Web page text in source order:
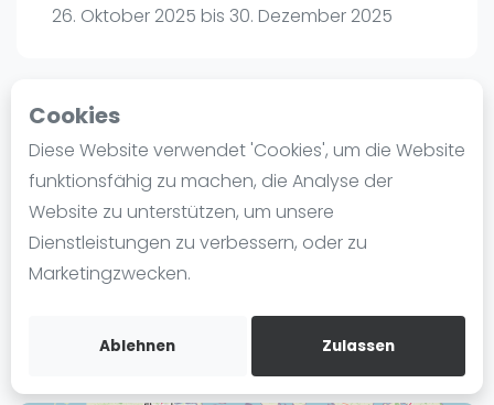
Cookies
Diese Website verwendet 'Cookies', um die Website
funktionsfähig zu machen, die Analyse der
Website zu unterstützen, um unsere
Dienstleistungen zu verbessern, oder zu
Marketingzwecken.
Ablehnen Zulassen
Frauen
Blog
Die Geschichte von Padel
Regeln und Punktzählung
Padel Schläge
Video
26. Oktober 2025 bis 30. Dezember 2025
Playtomic
P3 Padel Club Hamburg | Hamburg
Havighorster Weg 16
21031Hamburg
Routebeschrijving